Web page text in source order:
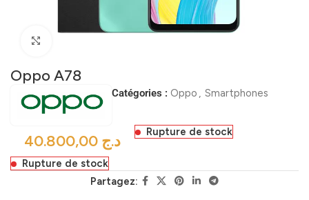
Oppo A78
Catégories : Oppo , Smartphones
د.ج Rupture de stock
Rupture de stock
Partagez: